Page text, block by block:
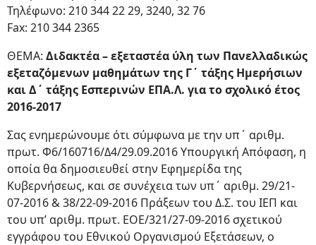
Τηλέφωνο: 210 344 22 29, 3240, 32 76
Fax: 210 344 2365
ΘΕΜΑ: Διδακτέα – εξεταστέα ύλη των Πανελλαδικώς
εξεταζόμενων μαθημάτων της Γ΄ τάξης Ημερήσιων
και Δ΄ τάξης Εσπερινών ΕΠΑ.Λ. για το σχολικό έτος
2016-2017
Σας ενημερώνουμε ότι σύμφωνα με την υπ΄ αριθμ.
πρωτ. Φ6/160716/Δ4/29.09.2016 Υπουργική Απόφαση, η
οποία θα δημοσιευθεί στην Εφημερίδα της
Κυβερνήσεως, και σε συνέχεια των υπ΄ αριθμ. 29/21-
07-2016 & 38/22-09-2016 Πράξεων του Δ.Σ. του ΙΕΠ και
του υπ’ αριθμ. πρωτ. ΕΟΕ/321/27-09-2016 σχετικού
εγγράφου του Εθνικού Οργανισμού Εξετάσεων, ο